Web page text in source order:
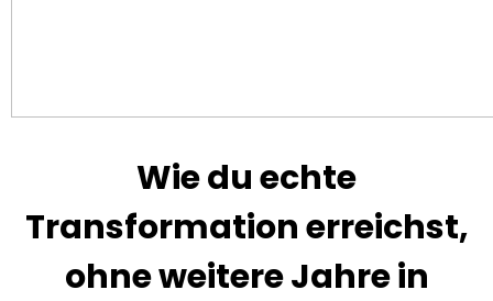
Wie du echte
Transformation erreichst,
ohne weitere Jahre in